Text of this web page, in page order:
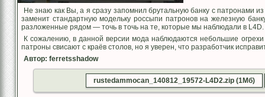
Не знаю как Вы, а я сразу запомнил брутальную банку с патронами
заменит стандартную модельку россыпи патронов на железную
разложенные рядом — точь в точь на те, которые мы наблюдали в L4D.
К сожалению, в данной версии мода наблюдаются небольшие
патроны свисают с краёв столов, но я уверен, что разработчик
Автор: ferretsshadow
rustedammocan_140812_19572-L4D2.zip (1Мб)